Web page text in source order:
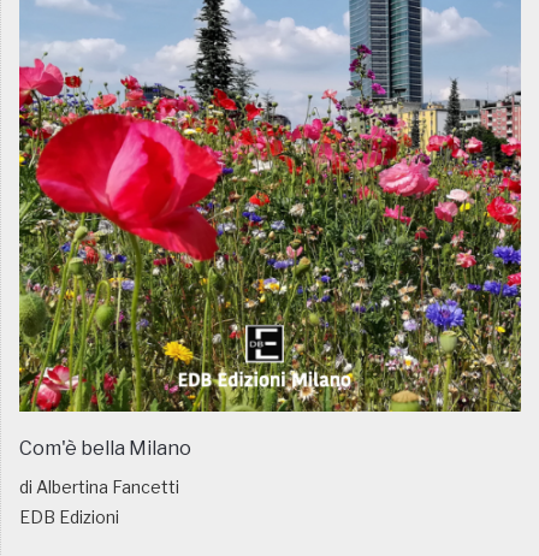
Com'è bella Milano
di Albertina Fancetti
EDB Edizioni